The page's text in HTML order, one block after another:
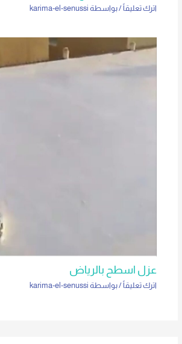
اترك تعليقاً/ بواسطة karima-el-senussi
عزل اسطح بالرياض
اترك تعليقاً / بواسطة karima-el-senussi